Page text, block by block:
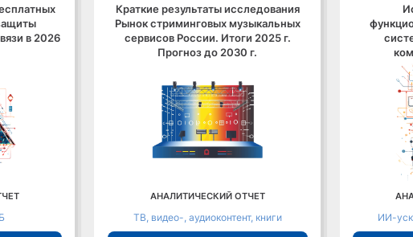
в 2026
Краткие результаты исследования
Рынок стриминговых музыкальных
сервисов России. Итоги 2025 г.
Прогноз до 2030 г.
АНАЛИТИЧЕСКИЙ ОТЧЕТ
ТВ, видео-, аудиоконтент, книги ИИ-